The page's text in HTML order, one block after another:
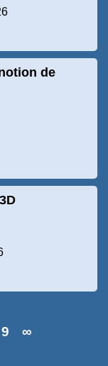
de
9 ∞